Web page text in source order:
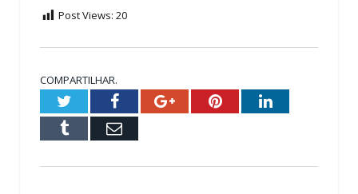
Post Views: 20
COMPARTILHAR.
TwitterFacebookGoogle+PinterestLinkedIn
Tumblr Email